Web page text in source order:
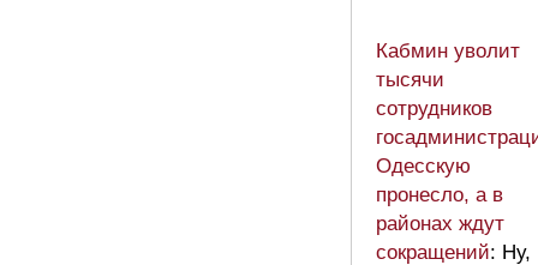
Кабмин уволит
тысячи
сотрудников
Одесскую
пронесло, а в
районах ждут
сокращений: Ну,